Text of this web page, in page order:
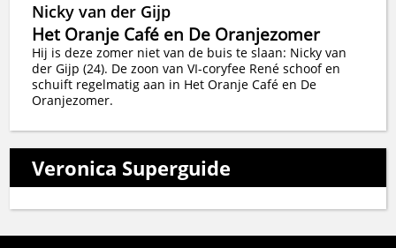
Nicky van der Gijp
Het Oranje Café en De Oranjezomer
Hij is deze zomer niet van de buis te slaan: Nicky van
der Gijp (24). De zoon van VI-coryfee René schoof en
schuift regelmatig aan in Het Oranje Café en De
Oranjezomer.
Veronica Superguide